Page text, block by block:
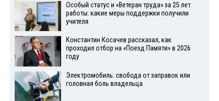
Особый статус и «Ветеран труда» за 25 лет
работы: какие меры поддержки получили
учителя
Константин Косачев рассказал, как
проходил отбор на «Поезд Памяти» в 2026
году
Электромобиль: свобода от заправок или
головная боль владельца